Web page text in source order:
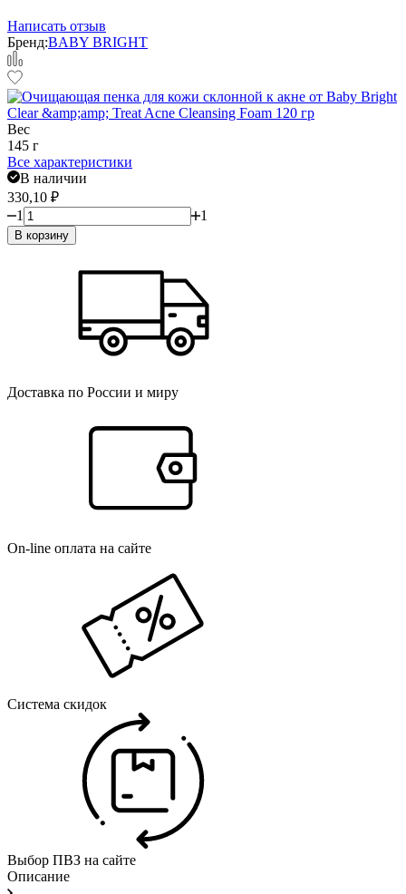
Написать отзыв
Бренд:BABY BRIGHT
Вес
145 г
Все характеристики
В наличии
330,10 ₽
1
1
В корзину
Доставка по России и миру
On-line оплата на сайте
Система скидок
Выбор ПВЗ на сайте
Описание